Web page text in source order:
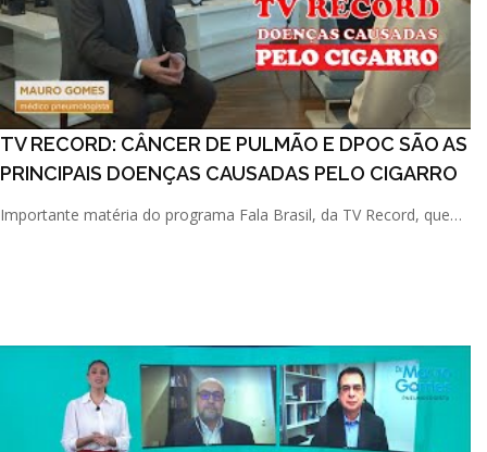
TV RECORD: CÂNCER DE PULMÃO E DPOC SÃO AS
PRINCIPAIS DOENÇAS CAUSADAS PELO CIGARRO
Importante matéria do programa Fala Brasil, da TV Record, que